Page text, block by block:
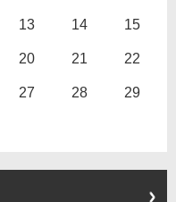
13 14 15
20 21 22
27 28 29